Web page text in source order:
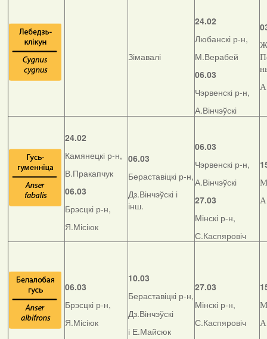
Зімавалі
24.02
Любанскі р-н,
М.Верабей
06.03
Чэрвенскі р-н,
А.Вінчэўскі
24.02
Камянецкі р-н,
В.Пракапчук
06.03
Брэсцкі р-н,
Я.Місіюк
06.03
Бераставіцкі р-н,
Дз.Вінчэўскі і
інш.
06.03
Чэрвенскі р-н,
А.Вінчэўскі
27.03
Мінскі р-н,
С.Каспяровіч
06.03
Брэсцкі р-н,
Я.Місіюк
10.03
Бераставіцкі р-н,
Дз.Вінчэўскі
і Е.Майсюк
27.03
Мінскі р-н,
С.Каспяровіч